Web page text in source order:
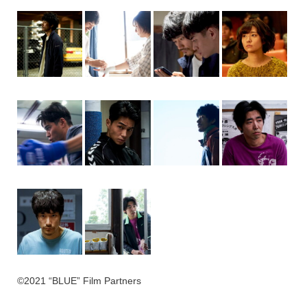
©2021 “BLUE” Film Partners